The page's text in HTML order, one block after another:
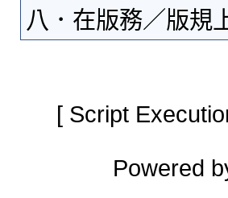
八．在版務／版規
[ Script
Powered